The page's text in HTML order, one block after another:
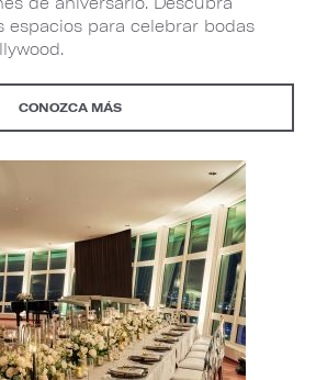
espacios para celebrar bodas
CONOZCA MÁS